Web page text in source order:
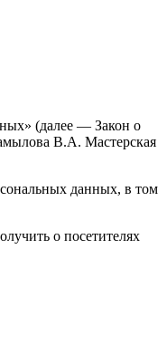
(далее — Закон о
В.А. Мастерская
данных, в том
о посетителях